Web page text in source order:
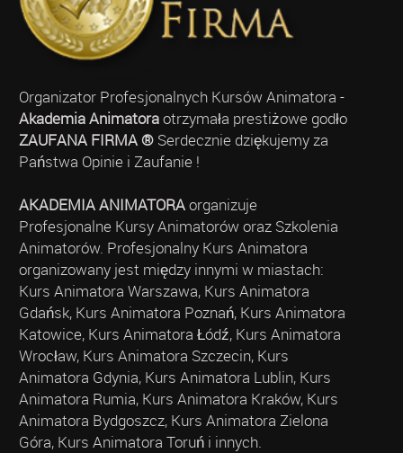
Organizator Profesjonalnych Kursów Animatora -
Akademia Animatoraotrzymała prestiżowe godło
ZAUFANA FIRMA ®Serdecznie dziękujemy za
Państwa Opinie i Zaufanie !
AKADEMIA ANIMATORAorganizuje
Profesjonalne Kursy Animatorów oraz Szkolenia
Animatorów. Profesjonalny Kurs Animatora
organizowany jest między innymi w miastach:
Kurs Animatora Warszawa, Kurs Animatora
Gdańsk, Kurs Animatora Poznań, Kurs Animatora
Katowice, Kurs Animatora Łódź, Kurs Animatora
Wrocław, Kurs Animatora Szczecin, Kurs
Animatora Gdynia, Kurs Animatora Lublin, Kurs
Animatora Rumia, Kurs Animatora Kraków, Kurs
Animatora Bydgoszcz, Kurs Animatora Zielona
Góra, Kurs Animatora Toruń i innych.